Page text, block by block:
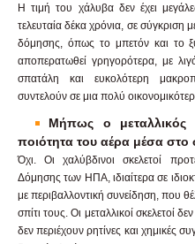
Η τιμή του χάλυβα δεν έχει
τελευταία δέκα χρόνια, σε
δόμησης, όπως το μπετόν και το
αποπερατωθεί γρηγορότερα, με
σπατάλη και ευκολότερη
συντελούν σε μια πολύ
Μήπως ο μεταλλικός
ποιότητα του αέρα μέσα στο
Όχι. Οι χαλύβδινοι σκελετοί
Δόμησης των ΗΠΑ, ιδιαίτερα σε
με περιβαλλοντική συνείδηση, που
σπίτι τους. Οι μεταλλικοί σκελετοί
δεν περιέχουν ρητίνες και χημικές